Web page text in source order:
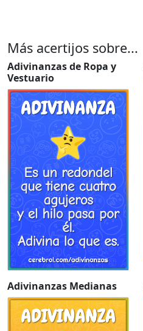
Más acertijos sobre...
Adivinanzas de Ropa y
Vestuario
Adivinanzas Medianas